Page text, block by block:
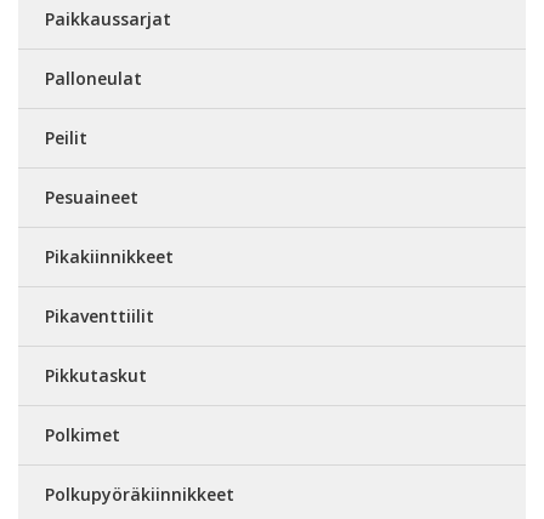
Paikkaussarjat
Palloneulat
Peilit
Pesuaineet
Pikakiinnikkeet
Pikaventtiilit
Pikkutaskut
Polkimet
Polkupyöräkiinnikkeet